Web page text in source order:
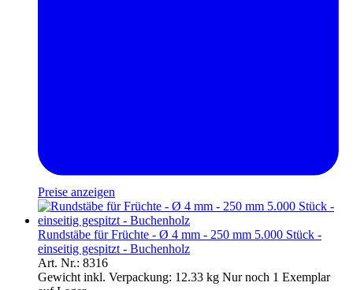
Preise anzeigen
Rundstäbe für Früchte - Ø 4 mm - 250 mm 5.000 Stück -
einseitig gespitzt - Buchenholz
Art. Nr.: 8316
Gewicht inkl. Verpackung: 12.33 kg Nur noch 1 Exemplar